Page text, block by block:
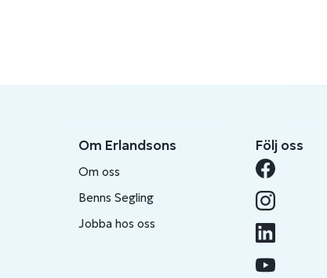
Om Erlandsons
Om oss
Benns Segling
Jobba hos oss
Följ oss